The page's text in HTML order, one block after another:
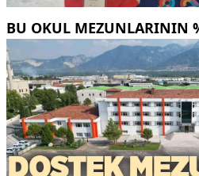
BU OKUL MEZUNLARININ